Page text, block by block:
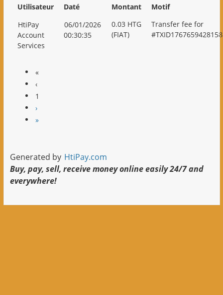
Utilisateur Daté Montant
Motif
HtiPay
Account
Services
06/01/2026
00:30:35
0.03 HTG
(FIAT)
Transfer fee for
«
‹
1
›
»
Generated by HtiPay.com
Buy, pay, sell, receive money online easily 24/7 and
everywhere!